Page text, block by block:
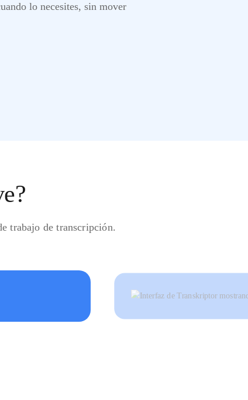
lo necesites, sin mover
trabajo de transcripción.